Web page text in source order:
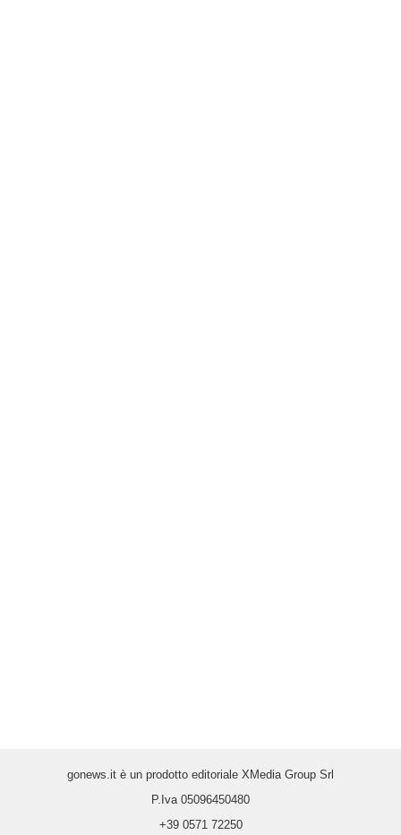
gonews.it è un prodotto editoriale XMedia Group Srl
P.Iva 05096450480
+39 0571 72250